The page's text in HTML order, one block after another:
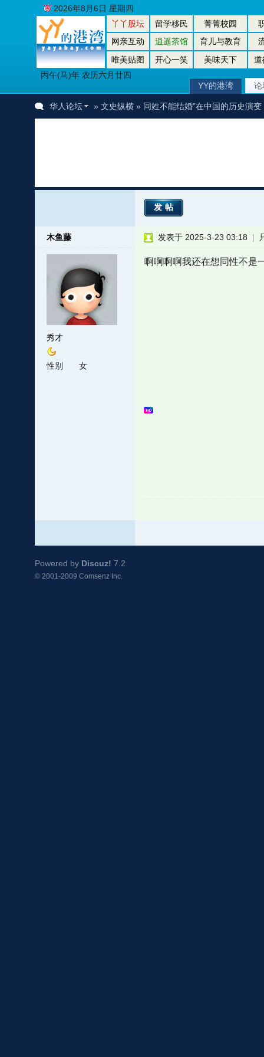
丫丫股坛 留学移民 菁菁校园
网亲互动
逍遥茶馆 育儿与教育
唯美贴图
开心一笑 美味天下
道
丙午(马)年 农历六月廿四
2026年8月6日 星期四
YY的港湾 论
华人论坛 » 文史纵横» 同姓不能结婚”在中国的历史演变
发帖
木鱼藤
秀才
性别 女
发表于 2025-3-23 03:18 |
啊啊啊啊我还在想同性不是
Powered by Discuz! 7.2
© 2001-2009 Comsenz Inc.